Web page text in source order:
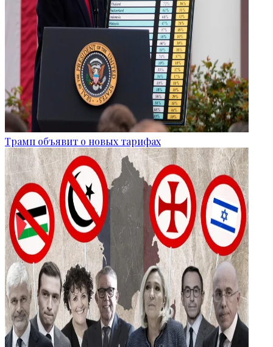
Трамп объявит о новых тарифах